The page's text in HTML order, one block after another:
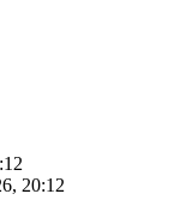
20:12